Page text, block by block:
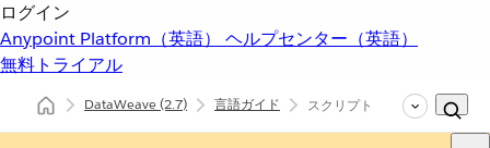
ログイン
Anypoint Platform（英語） ヘルプセンター（英語）
無料トライアル
DataWeave(2.7) 言語ガイド スクリプト